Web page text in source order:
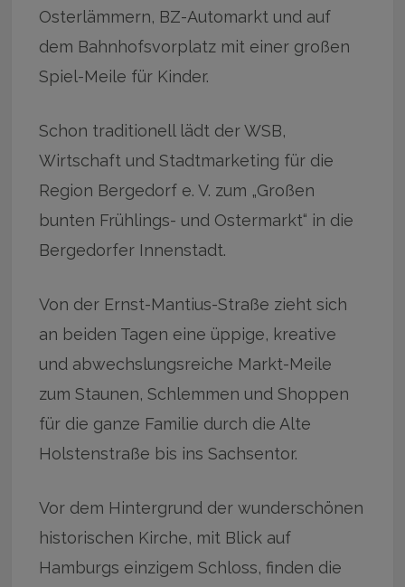
Osterlämmern, BZ-Automarkt und auf
dem Bahnhofsvorplatz mit einer großen
Spiel-Meile für Kinder.
Schon traditionell lädt der WSB,
Wirtschaft und Stadtmarketing für die
Region Bergedorf e. V. zum „Großen
bunten Frühlings- und Ostermarkt“ in die
Bergedorfer Innenstadt.
Von der Ernst-Mantius-Straße zieht sich
an beiden Tagen eine üppige, kreative
und abwechslungsreiche Markt-Meile
zum Staunen, Schlemmen und Shoppen
für die ganze Familie durch die Alte
Holstenstraße bis ins Sachsentor.
Vor dem Hintergrund der wunderschönen
historischen Kirche, mit Blick auf
Hamburgs einzigem Schloss, finden die